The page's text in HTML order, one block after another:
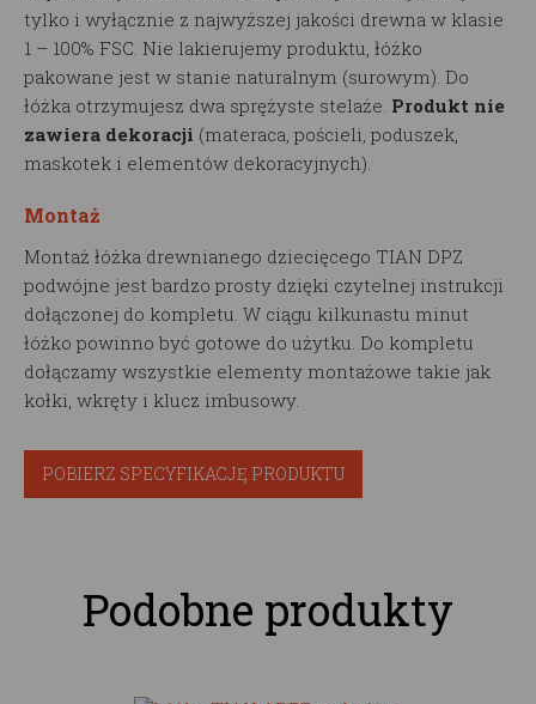
tylko i wyłącznie z najwyższej jakości drewna w klasie
1 – 100% FSC. Nie lakierujemy produktu, łóżko
pakowane jest w stanie naturalnym (surowym). Do
łóżka otrzymujesz dwa sprężyste stelaże. Produkt nie
zawiera dekoracji (materaca, pościeli, poduszek,
maskotek i elementów dekoracyjnych).
Montaż
Montaż łóżka drewnianego dziecięcego TIAN DPZ
podwójne jest bardzo prosty dzięki czytelnej instrukcji
dołączonej do kompletu. W ciągu kilkunastu minut
łóżko powinno być gotowe do użytku. Do kompletu
dołączamy wszystkie elementy montażowe takie jak
kołki, wkręty i klucz imbusowy.
POBIERZ SPECYFIKACJĘ PRODUKTU
Podobne produkty